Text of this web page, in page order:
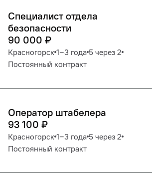
Специалист отдела
безопасности
90 000 ₽
Красногорск 1‒3 года 5 через 2
Постоянный контракт
Оператор штабелера
93 100 ₽
Красногорск 1‒3 года 5 через 2
Постоянный контракт